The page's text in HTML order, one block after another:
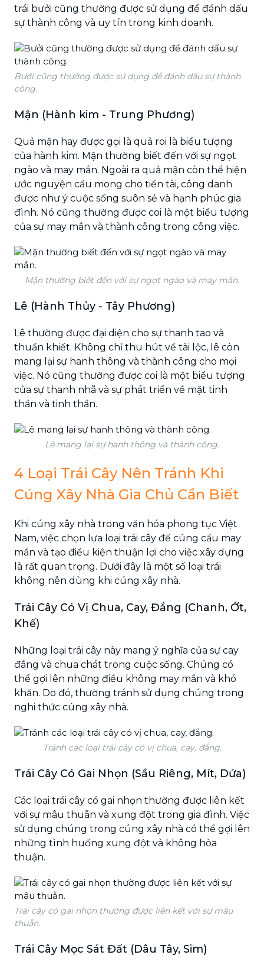
trái bưởi cũng thường được sử dụng để đánh dấu
sự thành công và uy tín trong kinh doanh.
Bưởi cũng thường được sử dụng để đánh dấu sự thành
công.
Mận (Hành kim - Trung Phương)
Quả mận hay được gọi là quả roi là biểu tượng
của hành kim. Mận thường biết đến với sự ngọt
ngào và may mắn. Ngoài ra quả mận còn thể hiện
ước nguyện cầu mong cho tiền tài, công danh
được như ý cuộc sống suôn sẻ và hạnh phúc gia
đình. Nó cũng thường được coi là một biểu tượng
của sự may mắn và thành công trong công việc.
Mận thường biết đến với sự ngọt ngào và may mắn.
Lê (Hành Thủy - Tây Phương)
Lê thường được đại diện cho sự thanh tao và
thuần khiết. Không chỉ thu hút về tài lộc, lê còn
mang lại sự hanh thông và thành công cho mọi
việc. Nó cũng thường được coi là một biểu tượng
của sự thanh nhã và sự phát triển về mặt tinh
thần và tinh thần.
Lê mang lại sự hanh thông và thành công.
4 Loại Trái Cây Nên Tránh Khi
Cúng Xây Nhà Gia Chủ Cần Biết
Khi cúng xây nhà trong văn hóa phong tục Việt
Nam, việc chọn lựa loại trái cây để cúng cầu may
mắn và tạo điều kiện thuận lợi cho việc xây dựng
là rất quan trọng. Dưới đây là một số loại trái
không nên dùng khi cúng xây nhà.
Trái Cây Có Vị Chua, Cay, Đắng (Chanh, Ớt,
Khế)
Những loại trái cây này mang ý nghĩa của sự cay
đắng và chua chát trong cuộc sống. Chúng có
thể gợi lên những điều không may mắn và khó
khăn. Do đó, thường tránh sử dụng chúng trong
nghi thức cúng xây nhà.
Tránh các loại trái cây có vị chua, cay, đắng.
Trái Cây Có Gai Nhọn (Sầu Riêng, Mít, Dứa)
Các loại trái cây có gai nhọn thường được liên kết
với sự mâu thuẫn và xung đột trong gia đình. Việc
sử dụng chúng trong cúng xây nhà có thể gợi lên
những tình huống xung đột và không hòa
thuận.
Trái cây có gai nhọn thường được liên kết với sự mâu
thuẫn.
Trái Cây Mọc Sát Đất (Dâu Tây, Sim)